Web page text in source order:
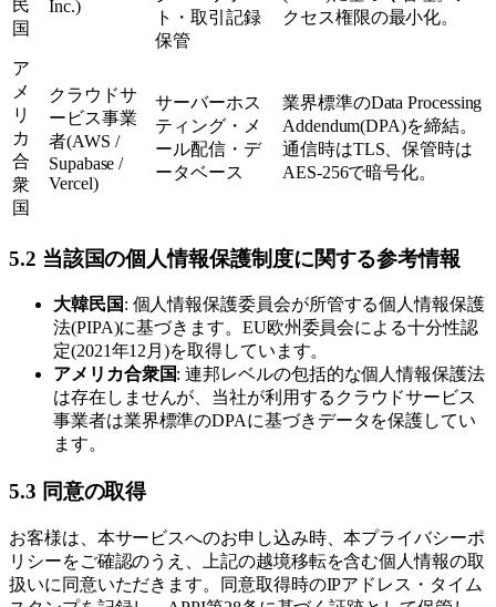
民
国
Inc.)
ト・取引記録
保管
クセス権限の最小化。
ア
メ
リ
カ
合
衆
国
クラウドサ
ービス事業
者(AWS /
Supabase /
Vercel)
サーバーホス
ティング・メ
ール配信・デ
ータベース
業界標準のData Processing
Addendum(DPA)を締結。
通信時はTLS、保管時は
AES-256で暗号化。
5.2 当該国の個人情報保護制度に関する参考情報
大韓民国: 個人情報保護委員会が所管する個人情報保護
法(PIPA)に基づきます。EU欧州委員会による十分性認
定(2021年12月)を取得しています。
アメリカ合衆国: 連邦レベルの包括的な個人情報保護法
は存在しませんが、当社が利用するクラウドサービス
事業者は業界標準のDPAに基づきデータを保護してい
ます。
5.3 同意の取得
お客様は、本サービスへのお申し込み時、本プライバシーポ
リシーをご確認のうえ、上記の越境移転を含む個人情報の取
扱いに同意いただきます。同意取得時のIPアドレス・タイム